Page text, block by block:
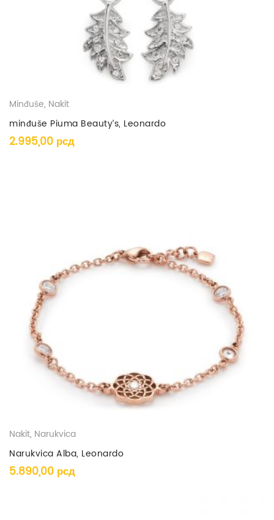
Minđuše, Nakit
minđuše Piuma Beauty’s, Leonardo
2.995,00 рсд
Nakit, Narukvica
Narukvica Alba, Leonardo
5.890,00 рсд